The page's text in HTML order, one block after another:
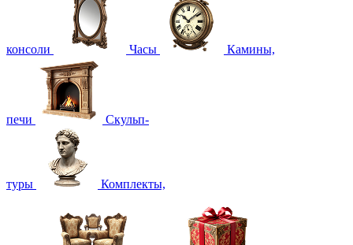
консоли Часы Камины,
печи Скульп-
туры Комплекты,